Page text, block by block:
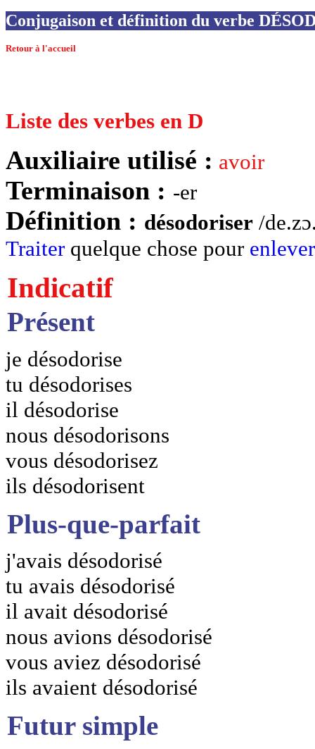
Conjugaison et définition du verbe
Retour à l'accueil
Liste des verbes en D
Auxiliaire utilisé : avoir
Terminaison : -er
Définition : désodoriser /
Traiter quelque chose pour enlever
Indicatif
Présent
je désodorise
tu désodorises
il désodorise
nous désodorisons
vous désodorisez
ils désodorisent
Plus-que-parfait
j'avais désodorisé
tu avais désodorisé
il avait désodorisé
nous avions désodorisé
vous aviez désodorisé
ils avaient désodorisé
Futur simple